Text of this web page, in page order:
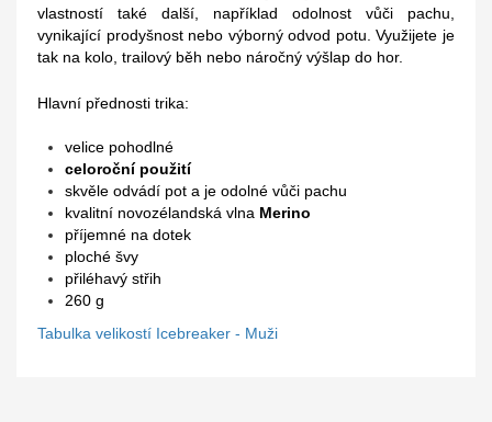
vlastností také další, například odolnost vůči pachu,
vynikající prodyšnost nebo výborný odvod potu. Využijete je
tak na kolo, trailový běh nebo náročný výšlap do hor.
Hlavní přednosti trika:
velice pohodlné
celoroční použití
skvěle odvádí pot a je odolné vůči pachu
kvalitní novozélandská vlna Merino
příjemné na dotek
ploché švy
přiléhavý střih
260 g
Tabulka velikostí Icebreaker - Muži